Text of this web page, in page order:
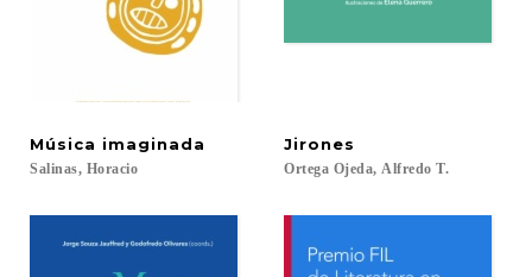
Música imaginada
Salinas, Horacio
Jirones
Ortega Ojeda, Alfredo T.